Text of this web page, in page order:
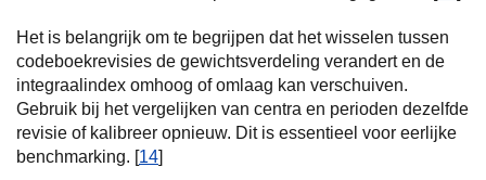
Het is belangrijk om te begrijpen dat het wisselen tussen
codeboekrevisies de gewichtsverdeling verandert en de
integraalindex omhoog of omlaag kan verschuiven.
Gebruik bij het vergelijken van centra en perioden dezelfde
revisie of kalibreer opnieuw. Dit is essentieel voor eerlijke
benchmarking. [14]